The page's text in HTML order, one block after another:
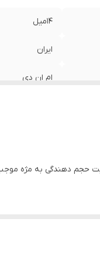
14میل
ایران
ام ان دی
ان دی با قابلیت حجم
محصول، وجود ترکیبات